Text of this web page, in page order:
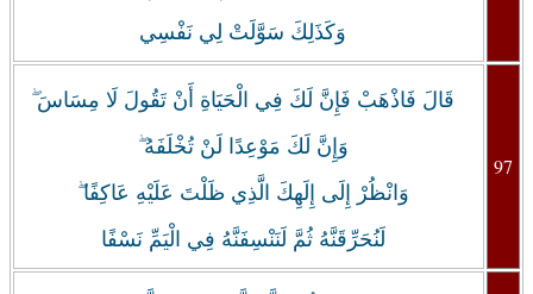
وَكَذَلِكَ سَوَّلَتْ لِي نَفْسِي
قَالَ فَاذْهَبْ فَإِنَّ لَكَ فِي الْحَيَاةِ أَنْ تَقُولَ لَا مِسَاسَ ۖ
وَإِنَّ لَكَ مَوْعِدًا لَنْ تُخْلَفَهُ ۖ
وَانْظُرْ إِلَى إِلَهِكَ الَّذِي ظَلْتَ عَلَيْهِ عَاكِفًا ۖ
لَنُحَرِّقَنَّهُ ثُمَّ لَنَنْسِفَنَّهُ فِي الْيَمِّ نَسْفًا
97